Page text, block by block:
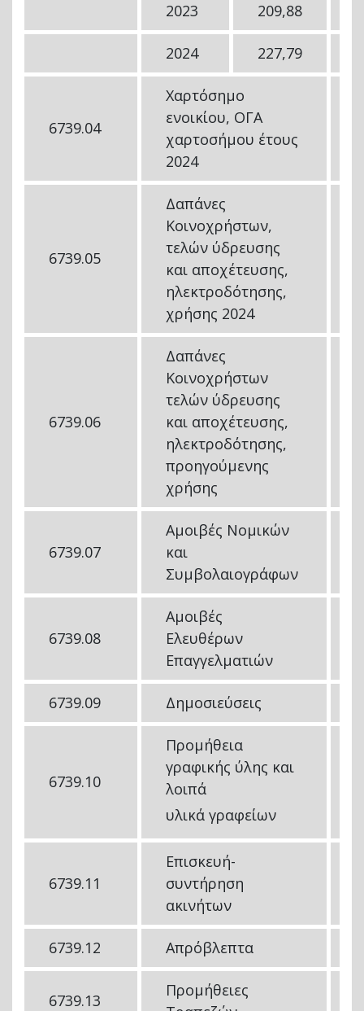
2023 209,88
2024 227,79
6739.04
Χαρτόσημο
ενοικίου, ΟΓΑ
χαρτοσήμου έτους
2024
6739.05
Δαπάνες
Κοινοχρήστων,
τελών ύδρευσης
και αποχέτευσης,
ηλεκτροδότησης,
χρήσης 2024
6739.06
Δαπάνες
Κοινοχρήστων
τελών ύδρευσης
και αποχέτευσης,
ηλεκτροδότησης,
προηγούμενης
χρήσης
6739.07
Αμοιβές Νομικών
και
Συμβολαιογράφων
6739.08
Αμοιβές
Ελευθέρων
Επαγγελματιών
6739.09 Δημοσιεύσεις
6739.10
Προμήθεια
γραφικής ύλης και
λοιπά
υλικά γραφείων
6739.11
Επισκευή-
συντήρηση
ακινήτων
6739.12 Απρόβλεπτα
6739.13
Προμήθειες